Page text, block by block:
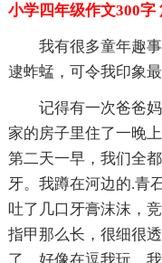
小学四年级作文300字
我有很多童年趣
逮蚱蜢，可令我印象
记得有一次爸爸
家的房子里住了一晚
第二天一早，我们全
牙。我蹲在河边的.青
吐了几口牙膏沫沫，
指甲那么长，很细很
了，好像在逗我玩。